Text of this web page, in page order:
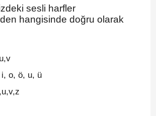
sesli harfler
hangisinde doğru olarak
i, o, ö, u, ü